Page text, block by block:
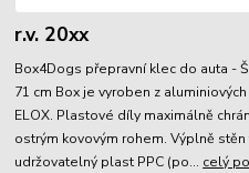
r.v. 20xx
Box4Dogs přepravní klec do auta -
71 cm Box je vyroben z
ELOX. Plastové díly maximálně
ostrým kovovým rohem. Výplně
udržovatelný plast PPC (po... celý